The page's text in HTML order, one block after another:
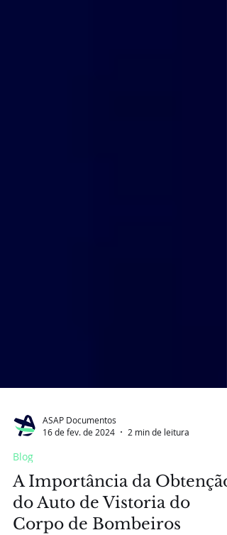
ASAP Documentos
16 de fev. de 2024
2 min de leitura
Blog